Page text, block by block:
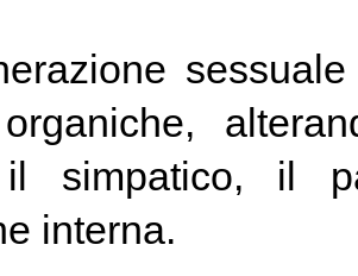
il simpatico, il
interna.